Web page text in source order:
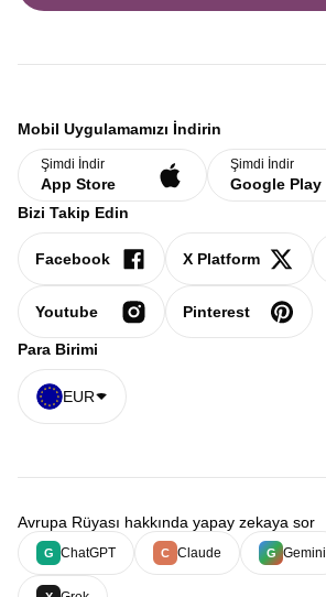
Mobil Uygulamamızı İndirin
Şimdi İndir
App Store
Şimdi İndir
Google Play
Bizi Takip Edin
Facebook X Platform
Youtube Pinterest
Para Birimi
EUR
Avrupa Rüyası hakkında yapay zekaya sor
G ChatGPT C Claude G Gemini